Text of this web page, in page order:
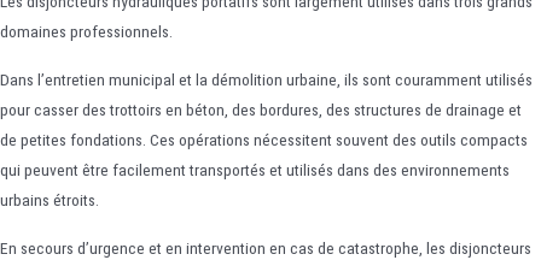
domaines professionnels.
Dans l’entretien municipal et la démolition urbaine, ils sont couramment utilisés
pour casser des trottoirs en béton, des bordures, des structures de drainage et
de petites fondations. Ces opérations nécessitent souvent des outils compacts
qui peuvent être facilement transportés et utilisés dans des environnements
urbains étroits.
En secours d’urgence et en intervention en cas de catastrophe, les disjoncteurs